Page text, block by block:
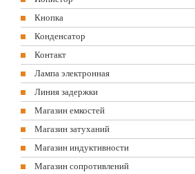
Кнопка
Конденсатор
Контакт
Лампа электронная
Линия задержки
Магазин емкостей
Магазин затуханий
Магазин индуктивности
Магазин сопротивлений